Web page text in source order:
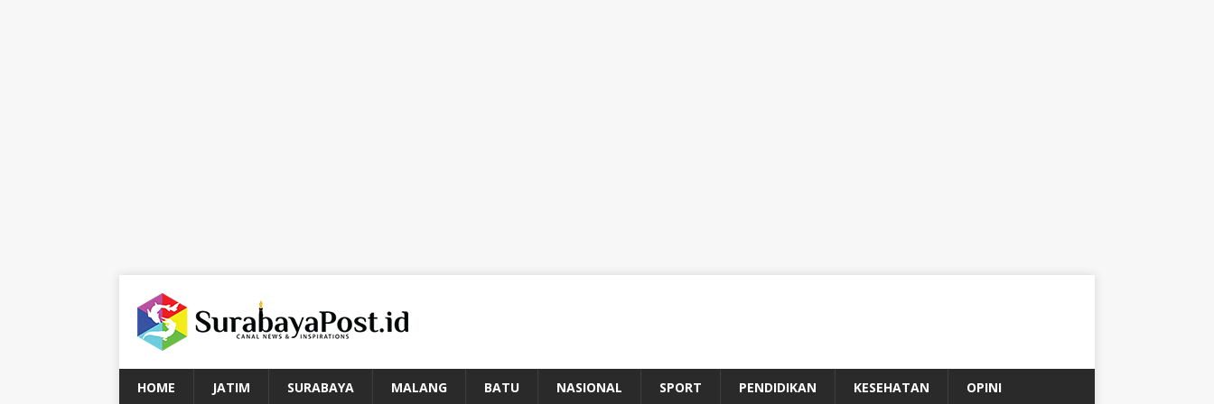
HOME JATIM SURABAYA MALANG BATU NASIONAL SPORT PENDIDIKAN KESEHATAN OPINI